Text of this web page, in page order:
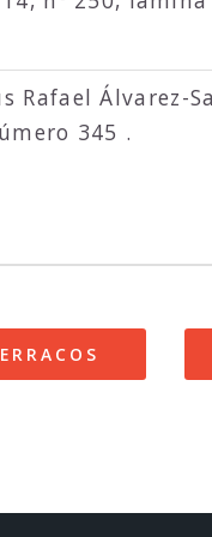
Rafael Álvarez-
345 .